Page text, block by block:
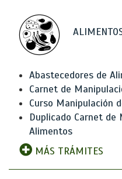
Abastecedores de
Carnet de
Curso Manipulación
Duplicado Carnet de
Alimentos
MÁS TRÁMITES